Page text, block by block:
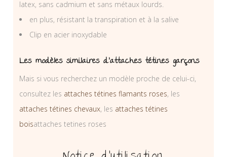
latex, sans cadmium et sans métaux lourds.
en plus, résistant la transpiration et à la salive
Clip en acier inoxydable
Les modèles similaires d’attaches tétines garçons
Mais si vous recherchez un modèle proche de celui-ci,
consultez les attaches tétines flamants roses, les
attaches tétines chevaux, les attaches tétines
boisattaches tetines roses